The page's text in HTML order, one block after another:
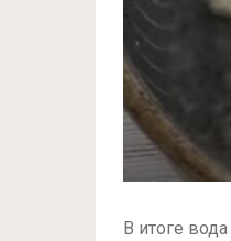
В итоге